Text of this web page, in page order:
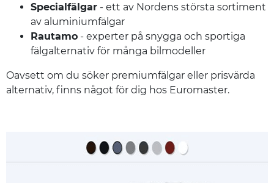
Specialfälgar - ett av Nordens största sortiment
av aluminiumfälgar
Rautamo - experter på snygga och sportiga
fälgalternativ för många bilmodeller
Oavsett om du söker premiumfälgar eller prisvärda
alternativ, finns något för dig hos Euromaster.